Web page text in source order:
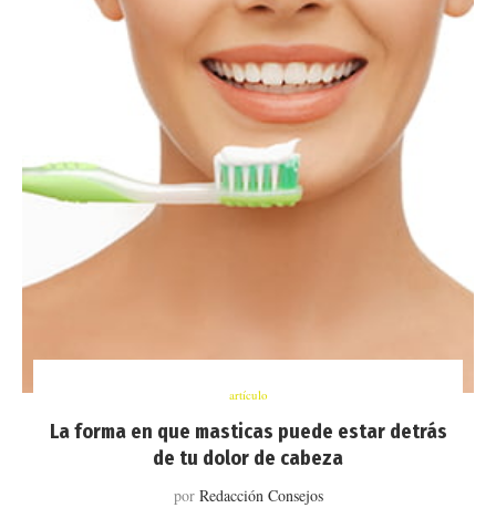
artículo
La forma en que masticas puede estar detrás
de tu dolor de cabeza
por Redacción Consejos